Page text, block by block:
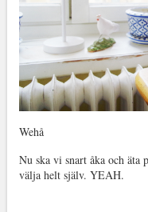
Wehå
Nu ska vi snart åka och äta
välja helt själv. YEAH.